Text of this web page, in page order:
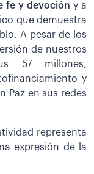
fe y devoción y a
que demuestra
A pesar de los
de nuestros
57 millones,
y
Paz en sus redes
representa
expresión de la